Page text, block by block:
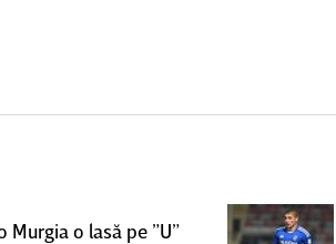
Murgia o lasă pe ”U”